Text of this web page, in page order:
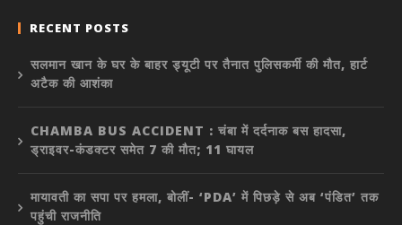
RECENT POSTS
सलमान खान के घर के बाहर ड्यूटी पर तैनात पुलिसकर्मी की मौत, हार्ट
अटैक की आशंका
CHAMBA BUS ACCIDENT : चंबा में दर्दनाक बस हादसा,
ड्राइवर-कंडक्टर समेत 7 की मौत; 11 घायल
मायावती का सपा पर हमला, बोलीं- ‘PDA’ में पिछड़े से अब ‘पंडित’ तक
पहुंची राजनीति